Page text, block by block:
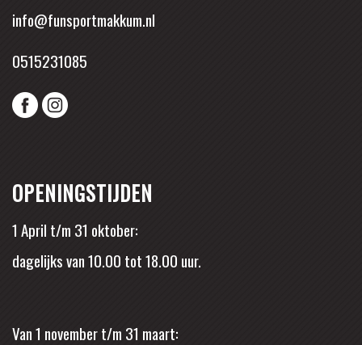
info@funsportmakkum.nl
0515231085
OPENINGSTIJDEN
1 April t/m 31 oktober:
dagelijks van 10.00 tot 18.00 uur.
Van 1 november t/m 31 maart: